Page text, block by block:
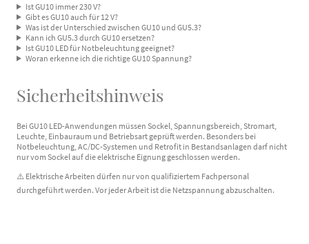
Ist GU10 immer 230 V?
Gibt es GU10 auch für 12 V?
Was ist der Unterschied zwischen GU10 und GU5.3?
Kann ich GU5.3 durch GU10 ersetzen?
Ist GU10 LED für Notbeleuchtung geeignet?
Woran erkenne ich die richtige GU10 Spannung?
Sicherheitshinweis
Bei GU10 LED-Anwendungen müssen Sockel, Spannungsbereich, Stromart,
Leuchte, Einbauraum und Betriebsart geprüft werden. Besonders bei
Notbeleuchtung, AC/DC-Systemen und Retrofit in Bestandsanlagen darf nicht
nur vom Sockel auf die elektrische Eignung geschlossen werden.
⚠️ Elektrische Arbeiten dürfen nur von qualifiziertem Fachpersonal
durchgeführt werden. Vor jeder Arbeit ist die Netzspannung abzuschalten.